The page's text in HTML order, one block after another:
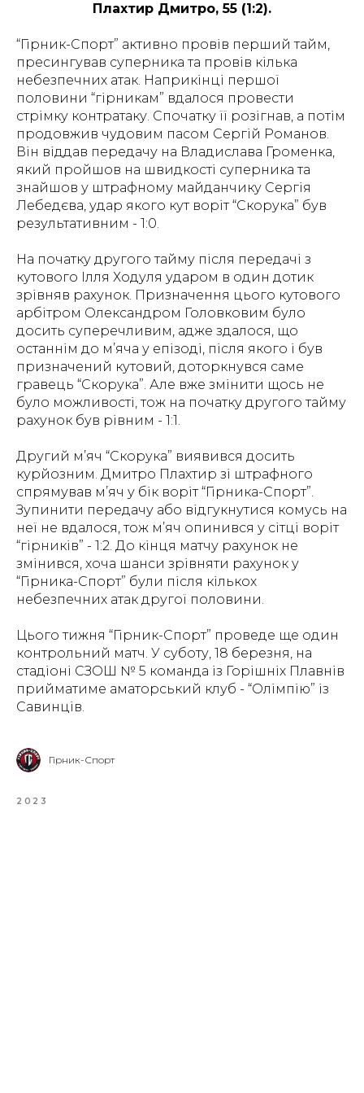
Плахтир Дмитро, 55 (1:2).
“Гірник-Спорт” активно провів перший тайм,
пресингував суперника та провів кілька
небезпечних атак. Наприкінці першої
половини “гірникам” вдалося провести
стрімку контратаку. Спочатку її розігнав, а потім
продовжив чудовим пасом Сергій Романов.
Він віддав передачу на Владислава Громенка,
який пройшов на швидкості суперника та
знайшов у штрафному майданчику Сергія
Лебедєва, удар якого кут воріт “Скорука” був
результативним - 1:0.
На початку другого тайму після передачі з
кутового Ілля Ходуля ударом в один дотик
зрівняв рахунок. Призначення цього кутового
арбітром Олександром Головковим було
досить суперечливим, адже здалося, що
останнім до м’яча у епізоді, після якого і був
призначений кутовий, доторкнувся саме
гравець “Скорука”. Але вже змінити щось не
було можливості, тож на початку другого тайму
рахунок був рівним - 1:1.
Другий м’яч “Скорука” виявився досить
курйозним. Дмитро Плахтир зі штрафного
спрямував м’яч у бік воріт “Гірника-Спорт”.
Зупинити передачу або відгукнутися комусь на
неї не вдалося, тож м’яч опинився у сітці воріт
“гірників” - 1:2. До кінця матчу рахунок не
змінився, хоча шанси зрівняти рахунок у
“Гірника-Спорт” були після кількох
небезпечних атак другої половини.
Цього тижня “Гірник-Спорт” проведе ще один
контрольний матч. У суботу, 18 березня, на
стадіоні СЗОШ № 5 команда із Горішніх Плавнів
прийматиме аматорський клуб - “Олімпію” із
Савинців.
Гірник-Спорт
2023